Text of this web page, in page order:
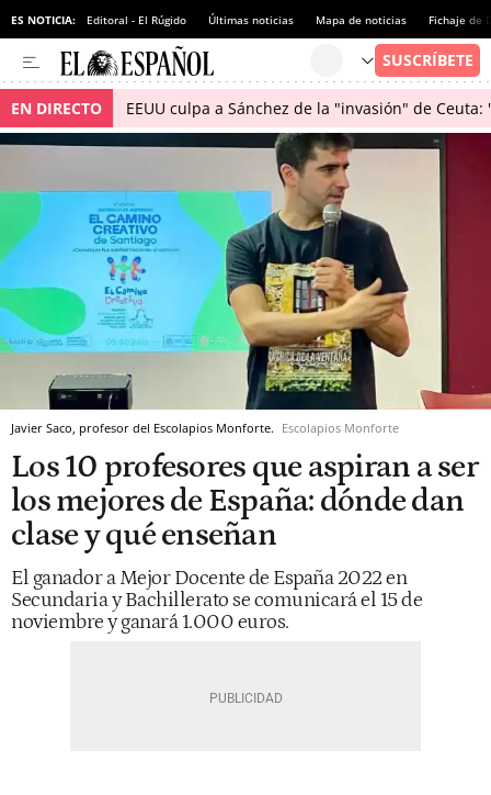
ES NOTICIA: Editoral - El Rúgido Últimas noticias Mapa de noticias Fichaje de
EN DIRECTO EEUU culpa a Sánchez de la "invasión" de
Javier Saco, profesor del Escolapios Monforte. Escolapios Monforte
Los 10 profesores que aspiran a ser
los mejores de España: dónde dan
clase y qué enseñan
El ganador a Mejor Docente de España 2022 en
Secundaria y Bachillerato se comunicará el 15 de
noviembre y ganará 1.000 euros.